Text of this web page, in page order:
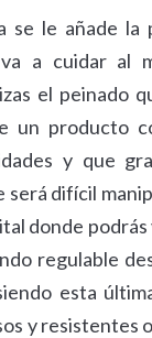
se le añade la
a cuidar al
el peinado
un producto
y que
será difícil
donde
regulable
esta
y resistentes